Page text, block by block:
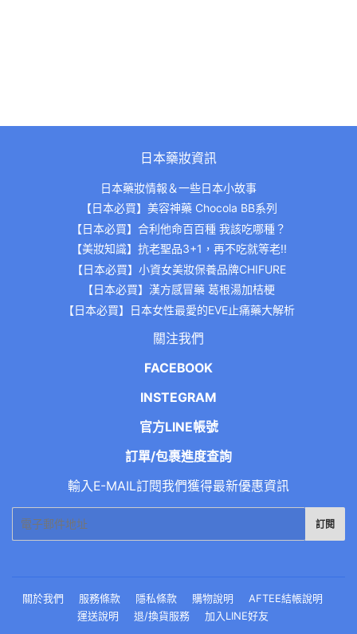
日本藥妝資訊
日本藥妝情報＆一些日本小故事
【日本必買】美容神藥 Chocola BB系列
【日本必買】合利他命百百種 我該吃哪種？
【美妝知識】抗老聖品3+1，再不吃就等老!!
【日本必買】小資女美妝保養品牌CHIFURE
【日本必買】漢方感冒藥 葛根湯加桔梗
【日本必買】日本女性最愛的EVE止痛藥大解析
關注我們
FACEBOOK
INSTEGRAM
官方LINE帳號
訂單/包裹進度查詢
輸入E-MAIL訂閱我們獲得最新優惠資訊
電
子
訂閱
關於我們 服務條款 隱私條款 購物說明
AFTEE結帳說明
運送說明
退/換貨服務 加入LINE好友